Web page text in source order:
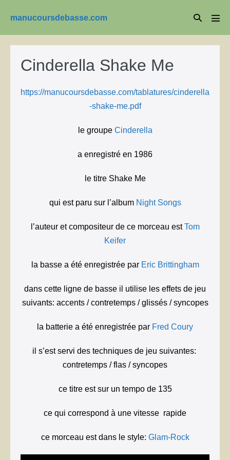
contenu
manucoursdebasse.com
Basculer
recherche
le
Cinderella Shake Me
https://manucoursdebasse.com/tablatures/cinderella
-shake-me.pdf
le groupe Cinderella
a enregistré en 1986
le titre Shake Me
qui est paru sur l’album Night Songs
l’auteur et compositeur de ce morceau estTom
Keifer
la basse a été enregistrée par Eric Brittingham
dans cette ligne de basse il utilise les effets de jeu
suivants: accents / contretemps / glissés / syncopes
la batterie a été enregistrée par Fred Coury
il s’est servi des techniques de jeu suivantes:
contretemps / flas / syncopes
ce titre est sur un tempo de 135
ce qui correspond à une vitesse rapide
ce morceau est dans le style: Glam-Rock